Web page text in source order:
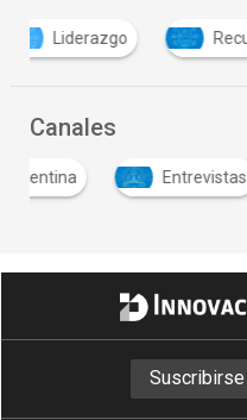
Recursos Humanos
Canales
Argentina Entrevistas
Suscribirse